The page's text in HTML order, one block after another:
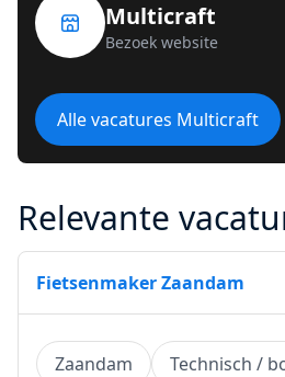
Multicraft
Bezoek website
Alle vacatures Multicraft
Relevante
Fietsenmaker Zaandam
Zaandam
Technisch /